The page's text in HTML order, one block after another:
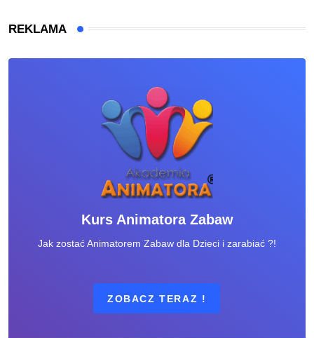
REKLAMA
Kurs Animatora Zabaw
Jak zostać Animatorem Zabaw dla Dzieci i zarabiać ?!
ZOBACZ TERAZ !